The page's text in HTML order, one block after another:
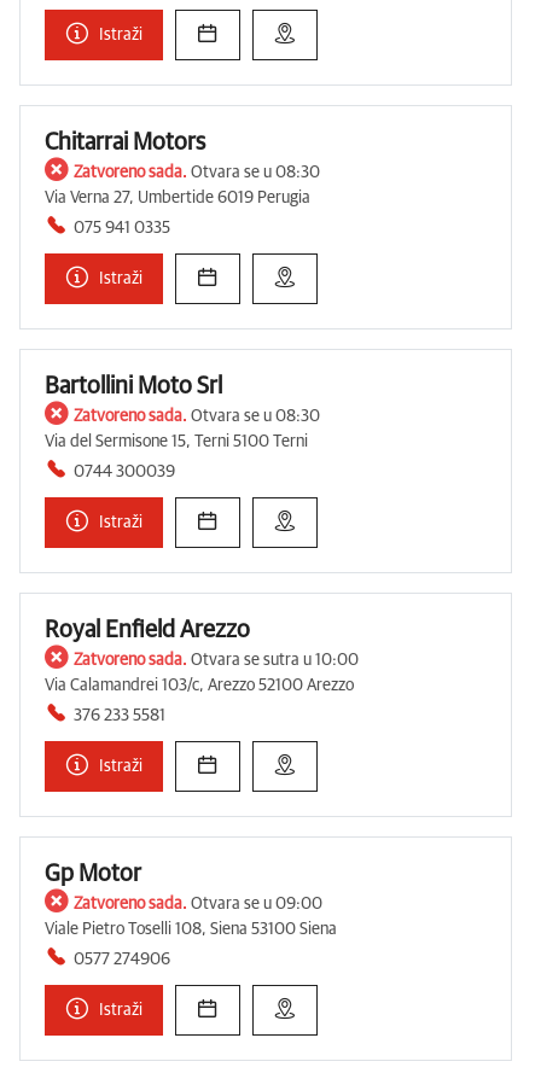
Istraži
Chitarrai Motors
Zatvoreno sada. Otvara se u 08:30
Via Verna 27, Umbertide 6019 Perugia
075 941 0335
Istraži
Bartollini Moto Srl
Zatvoreno sada. Otvara se u 08:30
Via del Sermisone 15, Terni 5100 Terni
0744 300039
Istraži
Royal Enfield Arezzo
Zatvoreno sada. Otvara se sutra u 10:00
Via Calamandrei 103/c, Arezzo 52100 Arezzo
376 233 5581
Istraži
Gp Motor
Zatvoreno sada. Otvara se u 09:00
Viale Pietro Toselli 108, Siena 53100 Siena
0577 274906
Istraži